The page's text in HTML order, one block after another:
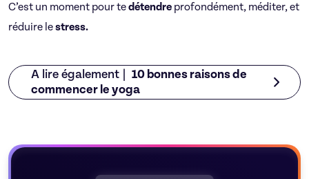
C’est un moment pour tedétendre profondément, méditer, et
réduire lestress.
A lire également |
10 bonnes raisons de
commencer le yoga